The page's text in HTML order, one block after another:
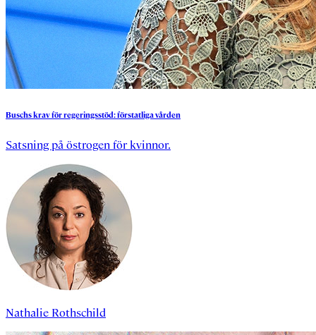
Buschskravförregeringsstöd:förstatligavården
Satsning på östrogen för kvinnor.
Nathalie Rothschild